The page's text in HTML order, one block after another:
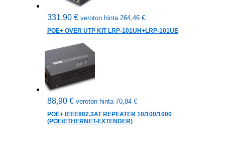
331,90 € veroton hinta 264,46 €
POE+ OVER UTP KIT LRP-101UH+LRP-101UE
88,90 € veroton hinta 70,84 €
POE+ IEEE802.3AT REPEATER 10/100/1000
(POE/ETHERNET-EXTENDER)